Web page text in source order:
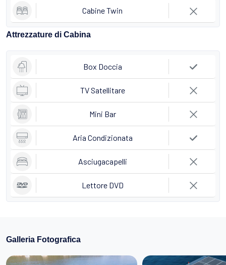
Cabine Twin
Attrezzature di Cabina
Box Doccia
TV Satellitare
Mini Bar
Aria Condizionata
Asciugacapelli
Lettore DVD
Galleria Fotografica